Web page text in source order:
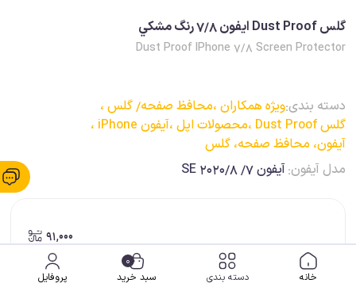
گلس Dust Proof ایفون 7/8 رنگ مشكي
Dust Proof IPhone 7/8 Screen Protector
دسته بندی:ویژه همکاران ،محافظ صفحه/ گلس ،
گلس Dust Proof ،
محصولات اپل ،آیفون iPhone ،
آیفون، محافظ صفحه، گلس
مدل آیفون:آیفون 7/ 8/SE 2020
91,000
پروفایل
0
سبد خرید دسته بندی خانه